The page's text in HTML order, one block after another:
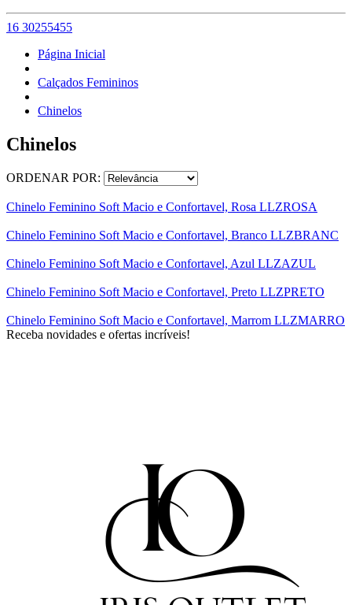
16 30255455
Página Inicial
Calçados Femininos
Chinelos
Chinelos
ORDENAR POR:
Chinelo Feminino Soft Macio e Confortavel, Rosa LLZROSA
Chinelo Feminino Soft Macio e Confortavel, Branco LLZBRANC
Chinelo Feminino Soft Macio e Confortavel, Azul LLZAZUL
Chinelo Feminino Soft Macio e Confortavel, Preto LLZPRETO
Chinelo Feminino Soft Macio e Confortavel, Marrom LLZMARRO
Receba novidades e ofertas incríveis!